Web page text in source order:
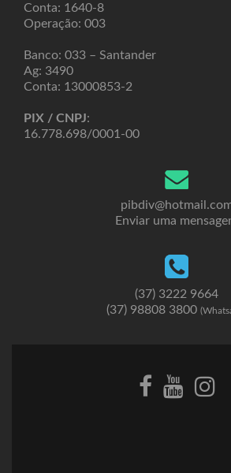
Conta: 1640-8
Operação: 003
Banco: 033 – Santander
Ag: 3490
Conta: 13000853-2
PIX / CNPJ:
16.778.698/0001-00
Enviar uma
(37) 3222 9664
(37) 98808 3800